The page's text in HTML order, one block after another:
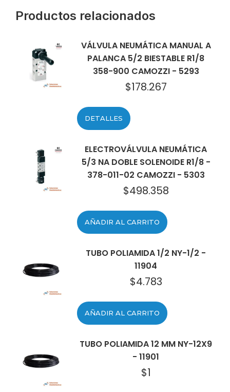
Productos relacionados
VÁLVULA NEUMÁTICA MANUAL A
PALANCA 5/2 BIESTABLE R1/8
358-900 CAMOZZI - 5293
$178.267
DETALLES
ELECTROVÁLVULA NEUMÁTICA
5/3 NA DOBLE SOLENOIDE R1/8 -
378-011-02 CAMOZZI - 5303
$498.358
AÑADIR AL CARRITO
TUBO POLIAMIDA 1/2 NY-1/2 -
11904
$4.783
AÑADIR AL CARRITO
TUBO POLIAMIDA 12 MM NY-12X9
- 11901
$1